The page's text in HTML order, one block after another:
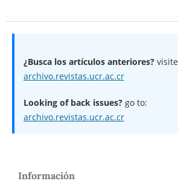
¿Busca los artículos anteriores?visite
archivo.revistas.ucr.ac.cr
Looking of back issues?go to:
archivo.revistas.ucr.ac.cr
Información